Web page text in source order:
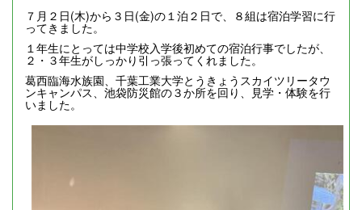
７月２日(木)から３日(金)の１泊２日で、８組は宿泊学習に行
ってきました。
１年生にとっては中学校入学後初めての宿泊行事でしたが、
２・３年生がしっかり引っ張ってくれました。
葛西臨海水族園、千葉工業大学とうきょうスカイツリータウ
ンキャンパス、池袋防災館の３か所を回り、見学・体験を行
いました。